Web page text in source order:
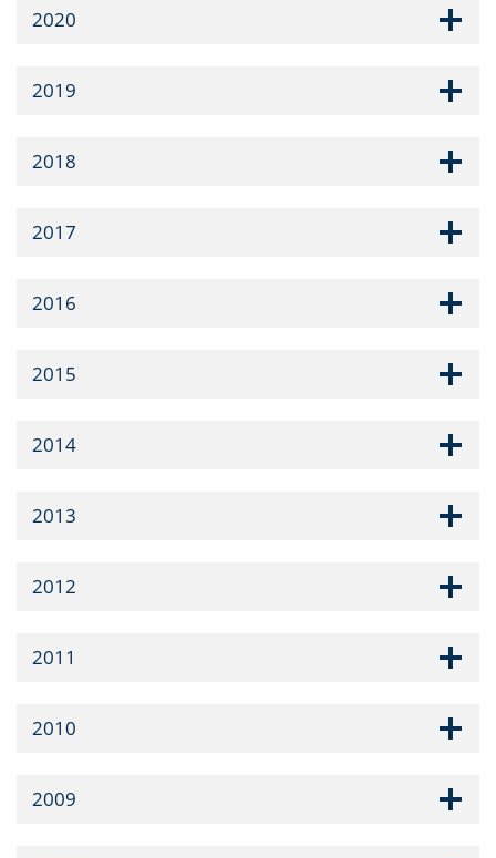
2020
2019
2018
2017
2016
2015
2014
2013
2012
2011
2010
2009